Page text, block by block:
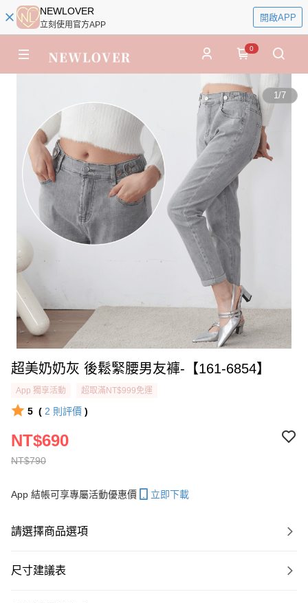
NEWLOVER
立刻使用官方APP
開啟APP
0
1/7
超美奶奶灰 後鬆緊腰男友褲-【161-6854】
App 獨享活動 超取滿NT$999免運
5 ( 2 則評價 )
NT$790
NT$690
App 結帳可享專屬活動優惠價 立即下載
請選擇商品選項
尺寸建議表